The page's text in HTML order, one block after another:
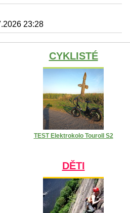
23:28
CYKLISTÉ
TEST Elektrokolo Touroll S2
DĚTI